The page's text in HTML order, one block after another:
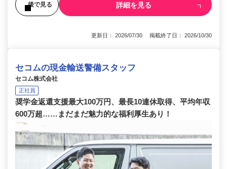
後で見る 詳細を見る
更新日： 2026/07/30 掲載終了日： 2026/10/30
セコムの現金輸送警備スタッフ
セコム株式会社
正社員
奨学金返還支援最大100万円、最長10連休取得、平均年収
600万超……まだまだ魅力的な福利厚生あり！